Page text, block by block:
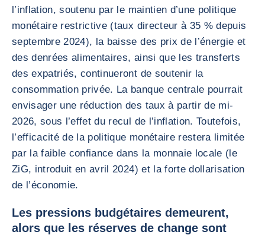
l’inflation, soutenu par le maintien d’une politique
monétaire restrictive (taux directeur à 35 % depuis
septembre 2024), la baisse des prix de l’énergie et
des denrées alimentaires, ainsi que les transferts
des expatriés, continueront de soutenir la
consommation privée. La banque centrale pourrait
envisager une réduction des taux à partir de mi-
2026, sous l’effet du recul de l’inflation. Toutefois,
l’efficacité de la politique monétaire restera limitée
par la faible confiance dans la monnaie locale (le
ZiG, introduit en avril 2024) et la forte dollarisation
de l’économie.
Les pressions budgétaires demeurent,
alors que les réserves de change sont